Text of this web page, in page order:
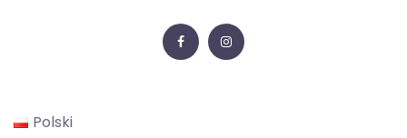
FacebookInstagram
Polski